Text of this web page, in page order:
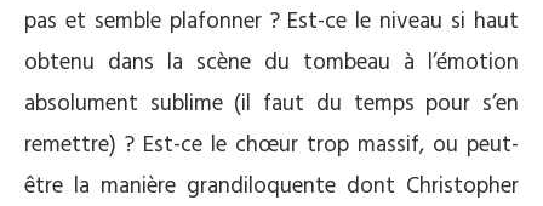
pas et semble plafonner ? Est-ce le niveau si haut
obtenu dans la scène du tombeau à l’émotion
absolument sublime (il faut du temps pour s’en
remettre) ? Est-ce le chœur trop massif, ou peut-
être la manière grandiloquente dont Christopher